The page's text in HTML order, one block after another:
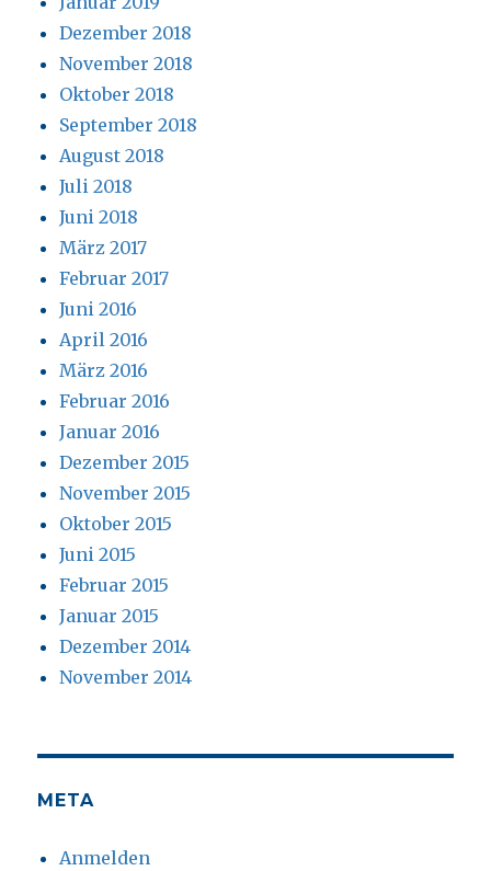
Dezember 2018
November 2018
Oktober 2018
September 2018
August 2018
Juli 2018
Juni 2018
März 2017
Februar 2017
Juni 2016
April 2016
März 2016
Februar 2016
Januar 2016
Dezember 2015
November 2015
Oktober 2015
Juni 2015
Februar 2015
Januar 2015
Dezember 2014
November 2014
META
Anmelden